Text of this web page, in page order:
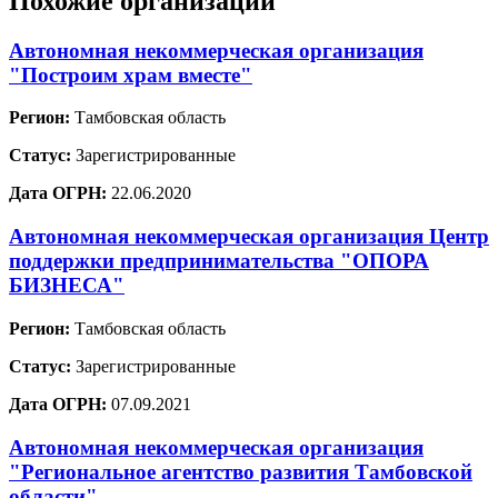
Автономная некоммерческая организация
"Построим храм вместе"
Регион: Тамбовская область
Статус: Зарегистрированные
Дата ОГРН: 22.06.2020
Автономная некоммерческая организация Центр
поддержки предпринимательства "ОПОРА
БИЗНЕСА"
Регион: Тамбовская область
Статус: Зарегистрированные
Дата ОГРН: 07.09.2021
Автономная некоммерческая организация
"Региональное агентство развития Тамбовской